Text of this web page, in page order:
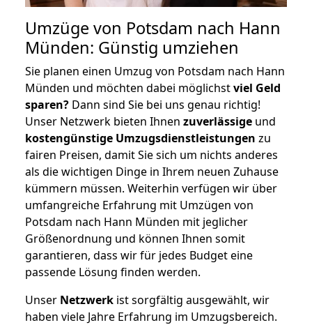
Umzüge von Potsdam nach Hann
Münden: Günstig umziehen
Sie planen einen Umzug von Potsdam nach Hann
Münden und möchten dabei möglichstviel Geld
sparen? Dann sind Sie bei uns genau richtig!
Unser Netzwerk bieten Ihnen zuverlässige und
kostengünstige Umzugsdienstleistungen zu
fairen Preisen, damit Sie sich um nichts anderes
als die wichtigen Dinge in Ihrem neuen Zuhause
kümmern müssen. Weiterhin verfügen wir über
umfangreiche Erfahrung mit Umzügen von
Potsdam nach Hann Münden mit jeglicher
Größenordnung und können Ihnen somit
garantieren, dass wir für jedes Budget eine
passende Lösung finden werden.
Unser Netzwerk ist sorgfältig ausgewählt, wir
haben viele Jahre Erfahrung im Umzugsbereich.